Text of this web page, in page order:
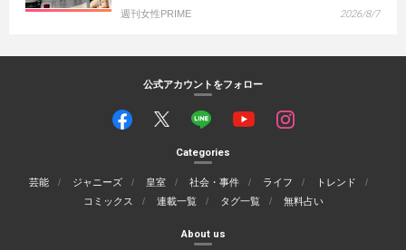
週刊女性PRIME 2026/8/7
公式アカウントをフォロー
Categories
芸能 ジャニーズ 皇室 社会・事件 ライフ
トレンド
コミックス
連載一覧 タグ一覧 無料占い
About us